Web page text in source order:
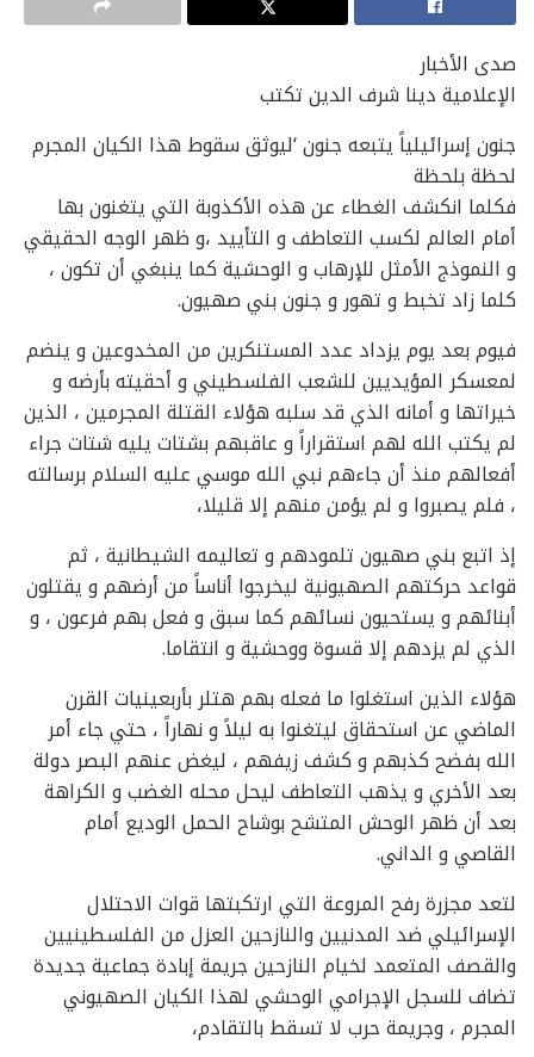
صدى الأخبار
الإعلامية دينا شرف الدين تكتب
جنون إسرائيلياً يتبعه جنون ‘ليوثق سقوط هذا الكيان المجرم
لحظة بلحظة
فكلما انكشف الغطاء عن هذه الأكذوبة التي يتغنون بها
أمام العالم لكسب التعاطف و التأييد ،و ظهر الوجه الحقيقي
و النموذج الأمثل للإرهاب و الوحشية كما ينبغي أن تكون ،
كلما زاد تخبط و تهور و جنون بني صهيون.
فيوم بعد يوم يزداد عدد المستنكرين من المخدوعين و ينضم
لمعسكر المؤيديين للشعب الفلسطيني و أحقيته بأرضه و
خيراتها و أمانه الذي قد سلبه هؤلاء القتلة المجرمين ، الذين
لم يكتب الله لهم استقراراً و عاقبهم بشتات يليه شتات جراء
أفعالهم منذ أن جاءهم نبي الله موسي عليه السلام برسالته
، فلم يصبروا و لم يؤمن منهم إلا قليلا،
إذ اتبع بني صهيون تلمودهم و تعاليمه الشيطانية ، ثم
قواعد حركتهم الصهيونية ليخرجوا أناساً من أرضهم و يقتلون
أبنائهم و يستحيون نسائهم كما سبق و فعل بهم فرعون ، و
الذي لم يزدهم إلا قسوة ووحشية و انتقاما.
هؤلاء الذين استغلوا ما فعله بهم هتلر بأربعينيات القرن
الماضي عن استحقاق ليتغنوا به ليلاً و نهاراً ، حتي جاء أمر
الله بفضح كذبهم و كشف زيفهم ، ليغض عنهم البصر دولة
بعد الأخري و يذهب التعاطف ليحل محله الغضب و الكراهة
بعد أن ظهر الوحش المتشح بوشاح الحمل الوديع أمام
القاصي و الداني.
لتعد مجزرة رفح المروعة التي ارتكبتها قوات الاحتلال
الإسرائيلي ضد المدنيين والنازحين العزل من الفلسطينيين
والقصف المتعمد لخيام النازحين جريمة إبادة جماعية جديدة
تضاف للسجل الإجرامي الوحشي لهذا الكيان الصهيوني
المجرم ، وجريمة حرب لا تسقط بالتقادم،